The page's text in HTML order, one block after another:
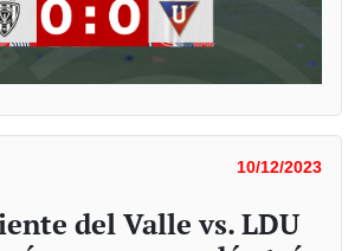
10/12/2023
del Valle vs. LDU